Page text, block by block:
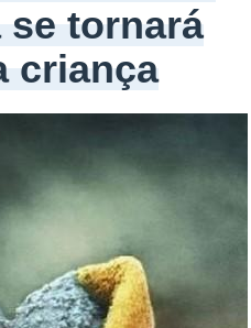
se tornará
criança